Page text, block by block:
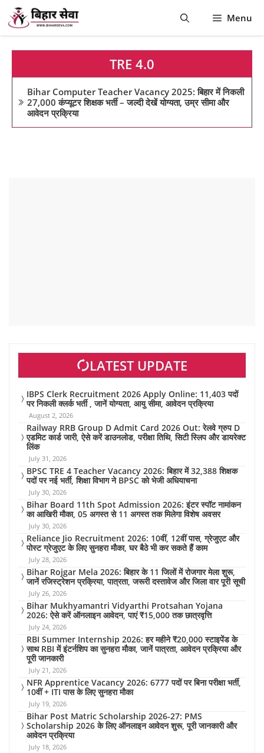
Skip
content
Menu
TRE 4.0
Bihar Computer Teacher Vacancy 2025: बिहार में निकली
27,000 कंप्यूटर शिक्षक भर्ती – जल्दी देखें योग्यता, उम्र सीमा और
आवेदन प्रक्रिया
LATEST UPDATE
IBPS Clerk Recruitment 2026 Apply Online: 11,403 पदों
पर निकली क्लर्क भर्ती , जानें योग्यता, आयु सीमा, आवेदन प्रक्रिया
August 2, 2026
Railway RRB Group D Admit Card 2026 Out: रेलवे ग्रुप D
एडमिट कार्ड जारी, ऐसे करें डाउनलोड, परीक्षा तिथि, सिटी स्लिप और डायरेक्ट
लिंक
July 31, 2026
BPSC TRE 4 Teacher Vacancy 2026: बिहार में 32,388 शिक्षक
पदों पर नई भर्ती, शिक्षा विभाग ने BPSC को भेजी अधियाचना
July 30, 2026
Bihar Board 11th Spot Admission 2026: इंटर स्पॉट नामांकन
का आखिरी मौका, 05 अगस्त से 11 अगस्त तक मिलेगा विशेष अवसर
July 30, 2026
Reliance Jio Recruitment 2026: 10वीं, 12वीं पास, ग्रेजुएट और
पोस्ट ग्रेजुएट के लिए सुनहरा मौका, घर बैठे भी कर सकते हैं काम
July 28, 2026
Bihar Rojgar Mela 2026: बिहार के 11 जिलों में रोजगार मेला शुरू,
जानें रजिस्ट्रेशन प्रक्रिया, पात्रता, जरूरी दस्तावेज और जिला वार पूरी सूची
July 26, 2026
Bihar Mukhyamantri Vidyarthi Protsahan Yojana
2026: ऐसे करें ऑनलाइन आवेदन, पाएं ₹15,000 तक छात्रवृत्ति
July 24, 2026
RBI Summer Internship 2026: हर महीने ₹20,000 स्टाइपेंड के
साथ RBI में इंटर्नशिप का सुनहरा मौका, जानें पात्रता, आवेदन प्रक्रिया और
पूरी जानकारी
July 21, 2026
NFR Apprentice Vacancy 2026: 6777 पदों पर बिना परीक्षा भर्ती,
10वीं + ITI पास के लिए सुनहरा मौका
July 19, 2026
Bihar Post Matric Scholarship 2026-27: PMS
Scholarship 2026 के लिए ऑनलाइन आवेदन शुरू, पूरी जानकारी और
आवेदन प्रक्रिया
July 18, 2026